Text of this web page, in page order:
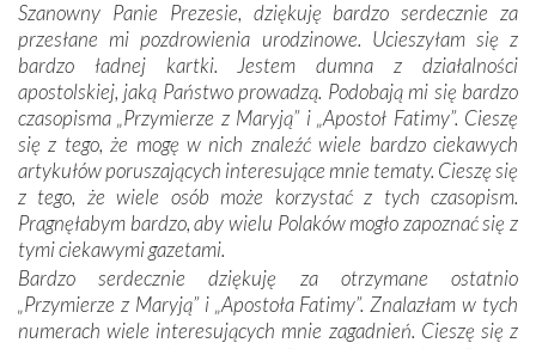
otacza nie tylko nasz naród, lecz wszystkie nacje, które
się Jej ufnie oddają, a także każdą osobę, która zawierza
Jej siebie oraz swych bliskich.
Dzieje Portugalii to również historia wierności Bogu i
odstępstw, także w życiu władców. Trudne momenty w
wymiarze tak osobistym, jak i zbiorowym, przypominają o
konieczności ciągłego zabiegania o własną duszę i o łaskę
Opatrzności. Wierność przynosi pomyślność –
przynajmniej w życiu duchowym. Odstępstwo owocuje
nieszczęściem i śmiercią. Te uniwersalne prawdy
przychodziły na myśl, gdy słuchaliśmy opowieści
przewodników o portugalskich monarchach i wodzach,
Szanowny Panie Prezesie, dziękuję bardzo serdecznie za
przesłane mi pozdrowienia urodzinowe. Ucieszyłam się z
bardzo ładnej kartki. Jestem dumna z działalności
apostolskiej, jaką Państwo prowadzą. Podobają mi się bardzo
czasopisma „Przymierze z Maryją” i „Apostoł Fatimy”. Cieszę
się z tego, że mogę w nich znaleźć wiele bardzo ciekawych
artykułów poruszających interesujące mnie tematy. Cieszę się
z tego, że wiele osób może korzystać z tych czasopism.
Pragnęłabym bardzo, aby wielu Polaków mogło zapoznać się z
tymi ciekawymi gazetami.
Bardzo serdecznie dziękuję za otrzymane ostatnio
„Przymierze z Maryją” i „Apostoła Fatimy”. Znalazłam w tych
numerach wiele interesujących mnie zagadnień. Cieszę się z